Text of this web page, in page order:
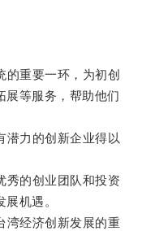
重要一环，为初创
展等服务，帮助他们
力的创新企业得以
的创业团队和投资
机遇。
经济创新发展的重